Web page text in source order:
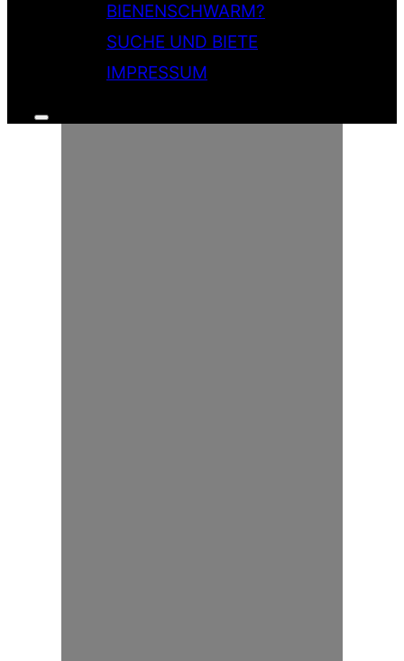
BIENENSCHWARM?
SUCHE UND BIETE
IMPRESSUM
Seitenleiste